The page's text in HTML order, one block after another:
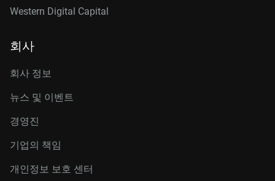
Western Digital Capital
회사
회사 정보
뉴스 및 이벤트
경영진
기업의 책임
개인정보 보호 센터